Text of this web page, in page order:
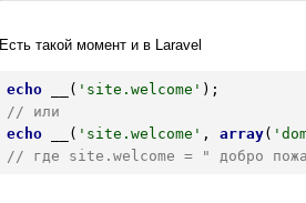
Есть такой момент и в Laravel
echo __( 'site.welcome'
// или
echo __( 'site.welcome' , array(
// где site.welcome = " добро